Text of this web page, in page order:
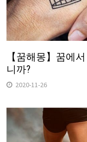
【꿈해몽】꿈에
니까?
2020-11-26